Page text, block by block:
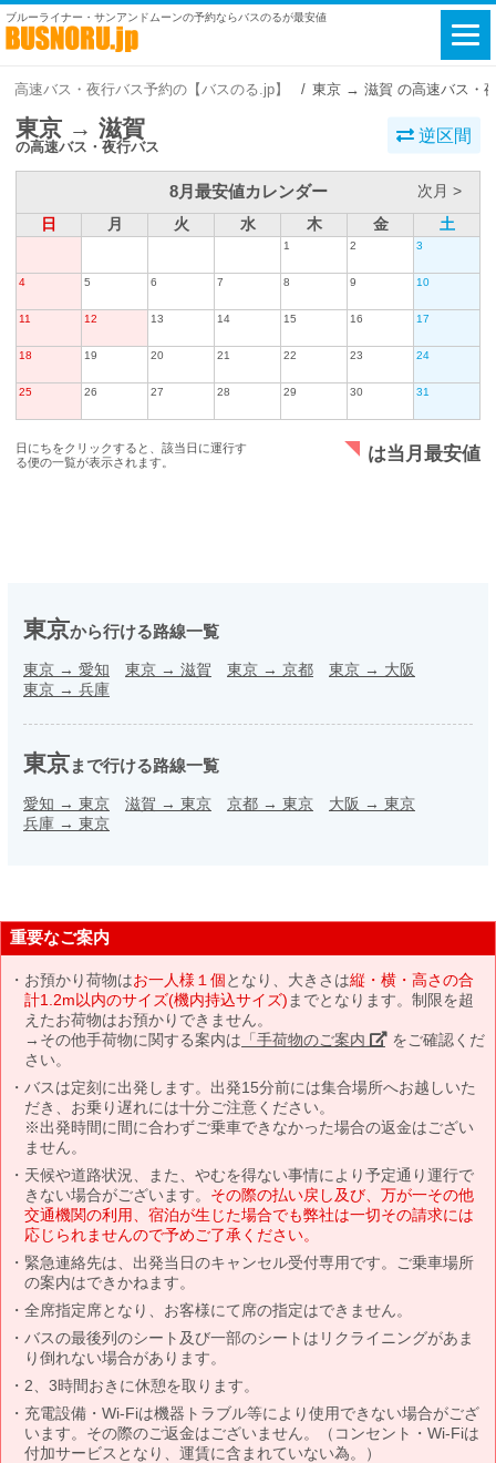
ブルーライナー・サンアンドムーンの予約ならバスのるが最安値
高速バス・夜行バス予約の【バスのる.jp】 東京 → 滋賀 の高速バス・
東京 → 滋賀
の高速バス・夜行バス
逆区間
8月最安値カレンダー
次月 >
日
月 火 水 木 金 土
1 2 3
4 5 6 7 8 9 10
11 12 13 14 15 16 17
18 19 20 21 22 23 24
25 26 27 28 29 30 31
日にちをクリックすると、該当日に運行す
る便の一覧が表示されます。
は当月最安値
東京から行ける路線一覧
東京 → 愛知 東京 → 滋賀 東京 → 京都 東京 → 大阪
東京 → 兵庫
東京まで行ける路線一覧
愛知 → 東京 滋賀 → 東京 京都 → 東京 大阪 → 東京
兵庫 → 東京
重要なご案内
お預かり荷物はお一人様１個となり、大きさは縦・横・高さの合
計1.2m以内のサイズ(機内持込サイズ) までとなります。制限を超
えたお荷物はお預かりできません。
→その他手荷物に関する案内は 「手荷物のご案内」 をご確認くだ
さい。
バスは定刻に出発します。出発15分前には集合場所へお越しいた
だき、お乗り遅れには十分ご注意ください。
※出発時間に間に合わずご乗車できなかった場合の返金はござい
ません。
天候や道路状況、また、やむを得ない事情により予定通り運行で
きない場合がございます。 その際の払い戻し及び、万が一その他
交通機関の利用、宿泊が生じた場合でも弊社は一切その請求には
応じられませんので予めご了承ください。
緊急連絡先は、出発当日のキャンセル受付専用です。ご乗車場所
の案内はできかねます。
全席指定席となり、お客様にて席の指定はできません。
バスの最後列のシート及び一部のシートはリクライニングがあま
り倒れない場合があります。
2、3時間おきに休憩を取ります。
充電設備・Wi-Fiは機器トラブル等により使用できない場合がござ
います。その際のご返金はございません。（コンセント・Wi-Fiは
付加サービスとなり、運賃に含まれていない為。）